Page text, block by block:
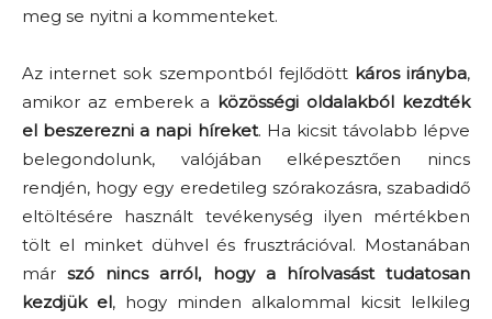
meg se nyitni a kommenteket.
Az internet sok szempontból fejlődött káros irányba,
amikor az emberek a közösségi oldalakból kezdték
el beszerezni a napi híreket. Ha kicsit távolabb lépve
belegondolunk, valójában elképesztően nincs
rendjén, hogy egy eredetileg szórakozásra, szabadidő
eltöltésére használt tevékenység ilyen mértékben
tölt el minket dühvel és frusztrációval. Mostanában
márszó nincs arról, hogy a hírolvasást tudatosan
kezdjük el, hogy minden alkalommal kicsit lelkileg